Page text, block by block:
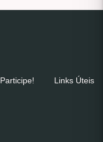
Participe! Links Úteis